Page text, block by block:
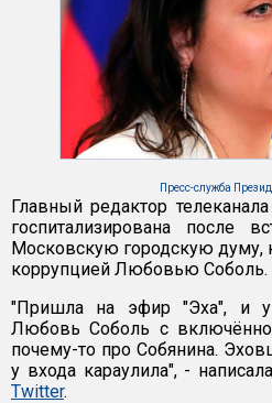
Пресс-служба
Главный редактор
госпитализирована после
Московскую городскую
коррупцией Любовью Соболь.
"Пришла на эфир "Эха", и у
Любовь Соболь с
почему-то про Собянина.
у входа караулила", -
Twitter.